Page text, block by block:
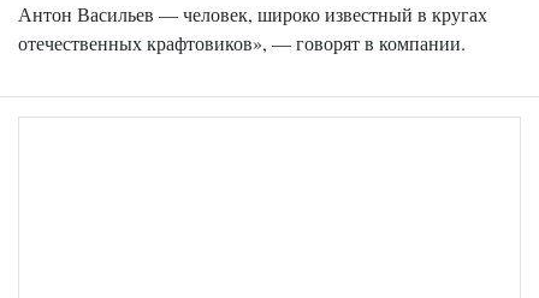
Антон Васильев — человек, широко известный в кругах
отечественных крафтовиков», — говорят в компании.